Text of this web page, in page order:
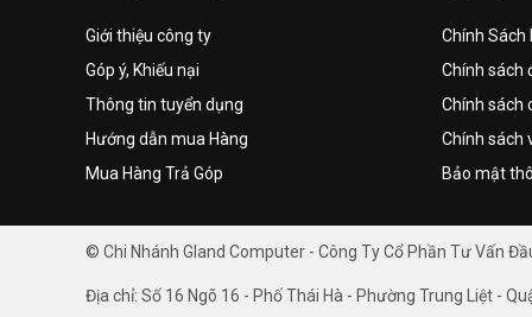
Giới thiệu công ty
Góp ý, Khiếu nại
Thông tin tuyển dụng
Hướng dẫn mua Hàng
Mua Hàng Trả Góp
Chính Sách
Chính sách
Chính sách
Chính sách
Bảo mật
© Chi Nhánh Gland Computer - Công Ty Cổ Phần Tư Vấn
Địa chỉ: Số 16 Ngõ 16 - Phố Thái Hà - Phường Trung Liệt -